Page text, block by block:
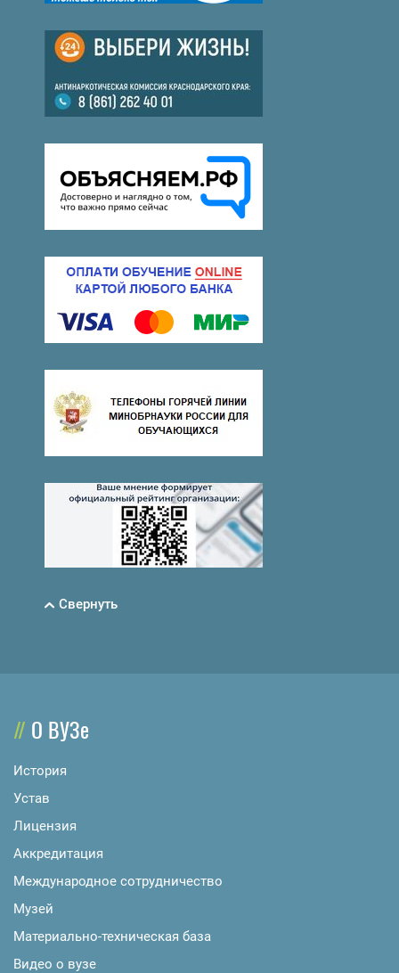
Свернуть
О ВУЗе
История
Устав
Лицензия
Аккредитация
Международное сотрудничество
Музей
Материально-техническая база
Видео о вузе